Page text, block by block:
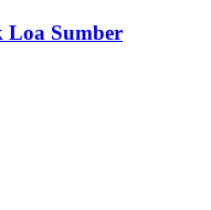
Loa Sumber